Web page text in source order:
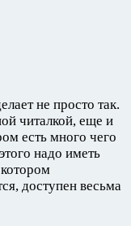
не просто так.
читалкой, еще и
есть много чего
надо иметь
доступен весьма